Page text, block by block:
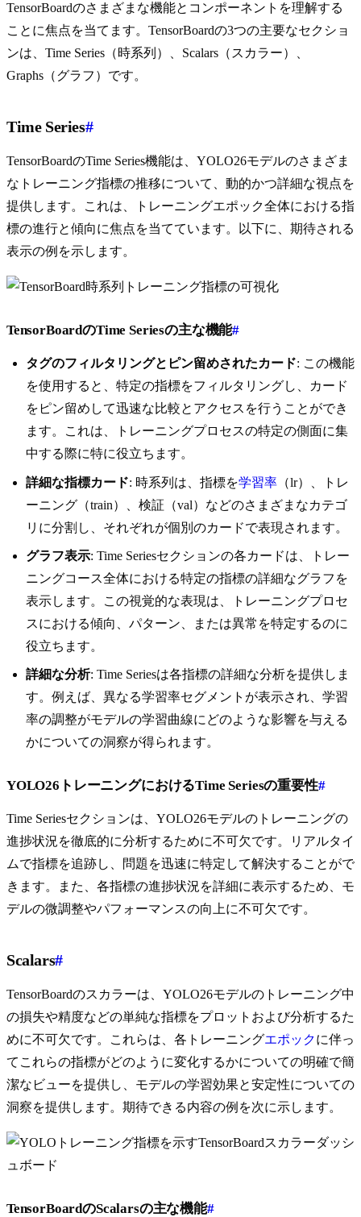
TensorBoardのさまざまな機能とコンポーネントを理解する
ことに焦点を当てます。TensorBoardの3つの主要なセクショ
ンは、Time Series（時系列）、Scalars（スカラー）、
Graphs（グラフ）です。
Time Series#
TensorBoardのTime Series機能は、YOLO26モデルのさまざま
なトレーニング指標の推移について、動的かつ詳細な視点を
提供します。これは、トレーニングエポック全体における指
標の進行と傾向に焦点を当てています。以下に、期待される
表示の例を示します。
TensorBoardのTime Seriesの主な機能#
タグのフィルタリングとピン留めされたカード: この機能
を使用すると、特定の指標をフィルタリングし、カード
をピン留めして迅速な比較とアクセスを行うことができ
ます。これは、トレーニングプロセスの特定の側面に集
中する際に特に役立ちます。
詳細な指標カード: 時系列は、指標を学習率 （lr）、トレ
ーニング（train）、検証（val）などのさまざまなカテゴ
リに分割し、それぞれが個別のカードで表現されます。
グラフ表示: Time Seriesセクションの各カードは、トレー
ニングコース全体における特定の指標の詳細なグラフを
表示します。この視覚的な表現は、トレーニングプロセ
スにおける傾向、パターン、または異常を特定するのに
役立ちます。
詳細な分析: Time Seriesは各指標の詳細な分析を提供しま
す。例えば、異なる学習率セグメントが表示され、学習
率の調整がモデルの学習曲線にどのような影響を与える
かについての洞察が得られます。
YOLO26トレーニングにおけるTime Seriesの重要性#
Time Seriesセクションは、YOLO26モデルのトレーニングの
進捗状況を徹底的に分析するために不可欠です。リアルタイ
ムで指標を追跡し、問題を迅速に特定して解決することがで
きます。また、各指標の進捗状況を詳細に表示するため、モ
デルの微調整やパフォーマンスの向上に不可欠です。
Scalars#
TensorBoardのスカラーは、YOLO26モデルのトレーニング中
の損失や精度などの単純な指標をプロットおよび分析するた
めに不可欠です。これらは、各トレーニングエポックに伴っ
てこれらの指標がどのように変化するかについての明確で簡
潔なビューを提供し、モデルの学習効果と安定性についての
洞察を提供します。期待できる内容の例を次に示します。
TensorBoardのScalarsの主な機能#